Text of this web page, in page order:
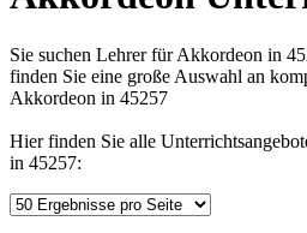
Sie suchen Lehrer für Akkordeon in
finden Sie eine große Auswahl an
Akkordeon in 45257
Hier finden Sie alle
in 45257: